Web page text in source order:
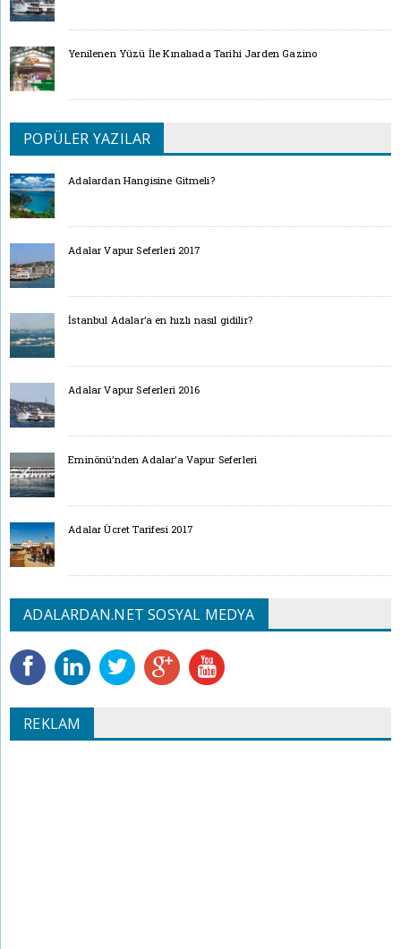
Yenilenen Yüzü İle Kınalıada Tarihi Jarden Gazino
POPÜLER YAZILAR
Adalardan Hangisine Gitmeli?
Adalar Vapur Seferleri 2017
İstanbul Adalar’a en hızlı nasıl gidilir?
Adalar Vapur Seferleri 2016
Eminönü’nden Adalar’a Vapur Seferleri
Adalar Ücret Tarifesi 2017
ADALARDAN.NET SOSYAL MEDYA
REKLAM